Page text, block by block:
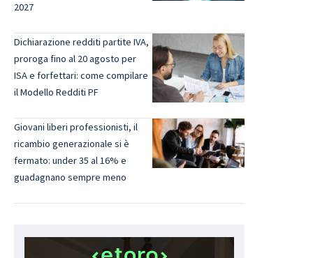
2027
Dichiarazione redditi partite IVA,
proroga fino al 20 agosto per
ISA e forfettari: come compilare
il Modello Redditi PF
Giovani liberi professionisti, il
ricambio generazionale si è
fermato: under 35 al 16% e
guadagnano sempre meno